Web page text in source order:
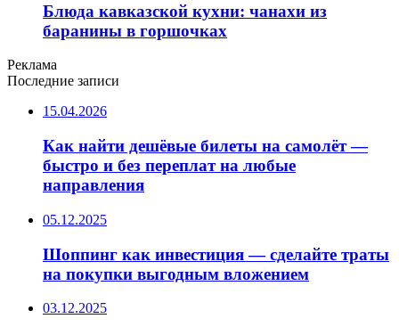
Блюда кавказской кухни: чанахи из
баранины в горшочках
Реклама
Последние записи
15.04.2026
Как найти дешёвые билеты на самолёт —
быстро и без переплат на любые
направления
05.12.2025
Шоппинг как инвестиция — сделайте траты
на покупки выгодным вложением
03.12.2025